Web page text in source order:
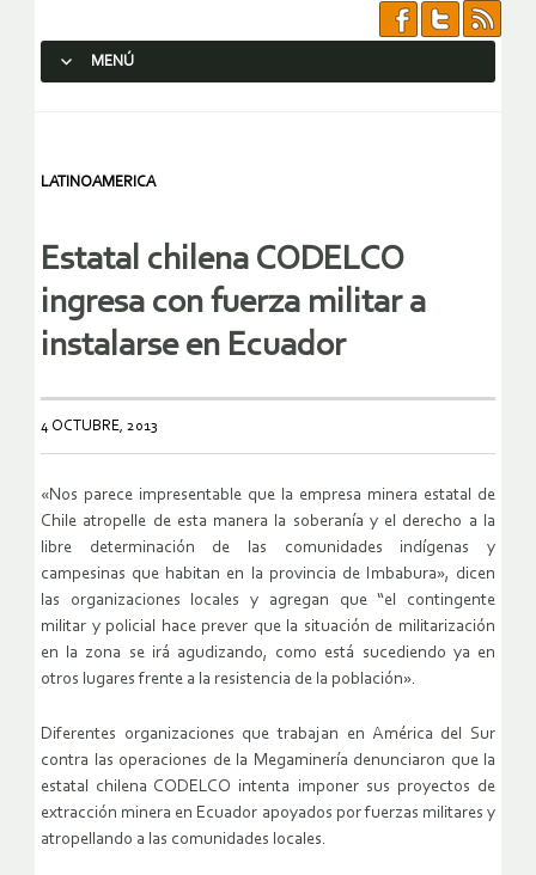
MENÚ
LATINOAMERICA
Estatal chilena CODELCO
ingresa con fuerza militar a
instalarse en Ecuador
4 OCTUBRE, 2013
«Nos parece impresentable que la empresa minera estatal de
Chile atropelle de esta manera la soberanía y el derecho a la
libre determinación de las comunidades indígenas y
campesinas que habitan en la provincia de Imbabura», dicen
las organizaciones locales y agregan que “el contingente
militar y policial hace prever que la situación de militarización
en la zona se irá agudizando, como está sucediendo ya en
otros lugares frente a la resistencia de la población».
Diferentes organizaciones que trabajan en América del Sur
contra las operaciones de la Megaminería denunciaron que la
estatal chilena CODELCO intenta imponer sus proyectos de
extracción minera en Ecuador apoyados por fuerzas militares y
atropellando a las comunidades locales.